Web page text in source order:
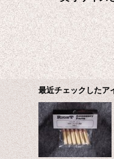
最近チェックしたア